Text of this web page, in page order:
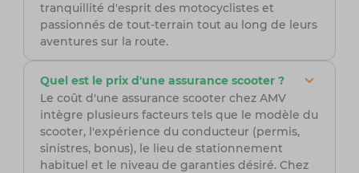
tranquillité d'esprit des motocyclistes et
passionnés de tout-terrain tout au long de leurs
aventures sur la route.
Quel est le prix d'une assurance scooter ?
Le coût d'une assurance scooter chez AMV
intègre plusieurs facteurs tels que le modèle du
scooter, l'expérience du conducteur (permis,
sinistres, bonus), le lieu de stationnement
habituel et le niveau de garanties désiré. Chez